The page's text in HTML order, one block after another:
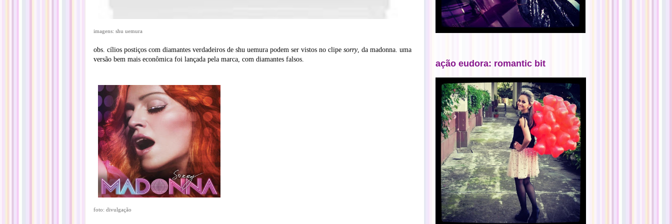
imagens: shu uemura
obs. cílios postiços com diamantes verdadeiros de shu uemura podem ser vistos no clipe sorry, da madonna. uma
versão bem mais econômica foi lançada pela marca, com diamantes falsos.
foto: divulgação
ação eudora: romantic bit